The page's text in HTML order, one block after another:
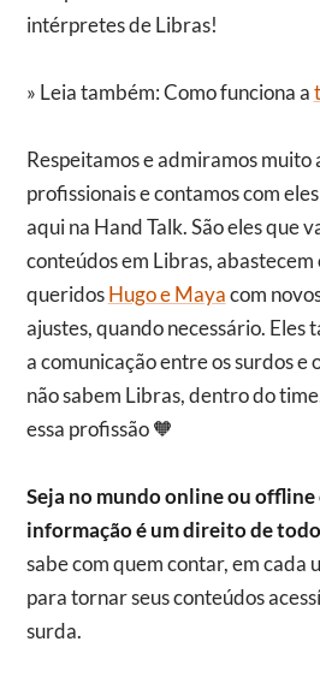
intérpretes de Libras!
» Leia também: Como funciona a
Respeitamos e admiramos muito a atuação desses
profissionais e contamos com
aqui na Hand Talk. São eles que
conteúdos em Libras, abastecem
queridosHugo e Mayacom
ajustes, quando necessário.
a comunicação entre os surdos e
não sabem Libras, dentro do
essa profissão 🧡
Seja no mundo online ou offline o acesso à
informação é um direito de
sabe com quem contar, em cada
para tornar seus conteúdos
surda.